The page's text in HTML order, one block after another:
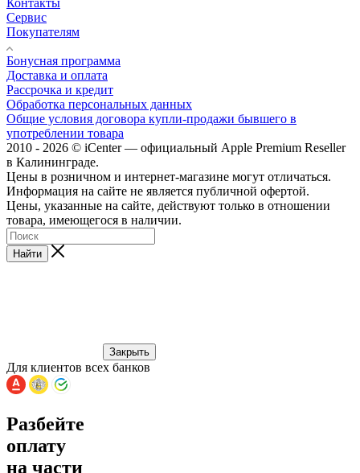
Сервис
Покупателям
Бонусная программа
Доставка и оплата
Рассрочка и кредит
Обработка персональных данных
Общие условия договора купли-продажи бывшего в
употреблении товара
2010 - 2026 © iCenter — официальный Apple Premium Reseller
в Калининграде.
Цены в розничном и интернет-магазине могут отличаться.
Информация на сайте не является публичной офертой.
Цены, указанные на сайте, действуют только в отношении
товара, имеющегося в наличии.
Найти
Закрыть
Для клиентов всех банков
Разбейте
оплату
на части